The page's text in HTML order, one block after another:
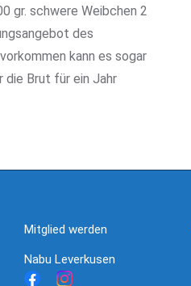
gr. schwere Weibchen 2
des
kann es sogar
die Brut für ein Jahr
Mitglied werden
Nabu Leverkusen